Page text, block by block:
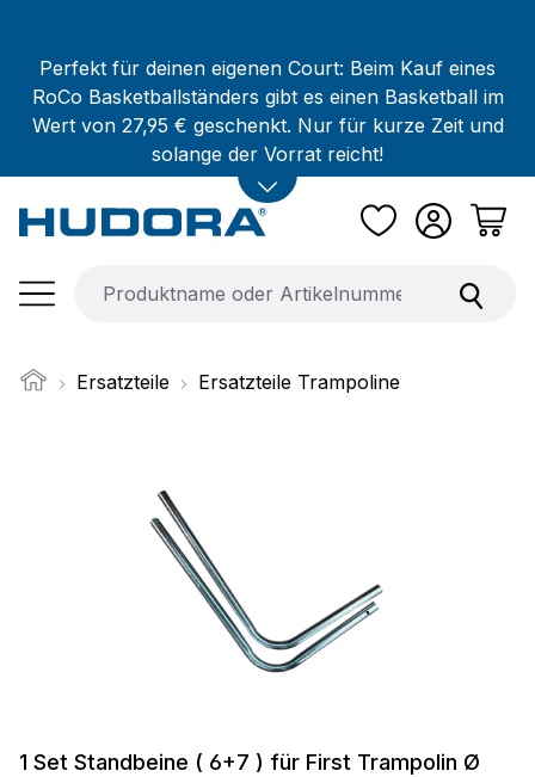
Perfekt für deinen eigenen Court: Beim Kauf eines
RoCo Basketballständers gibt es einen Basketball im
Wert von 27,95 € geschenkt. Nur für kurze Zeit und
solange der Vorrat reicht!
Ersatzteile Ersatzteile Trampoline
1 Set Standbeine ( 6+7 ) für First Trampolin Ø